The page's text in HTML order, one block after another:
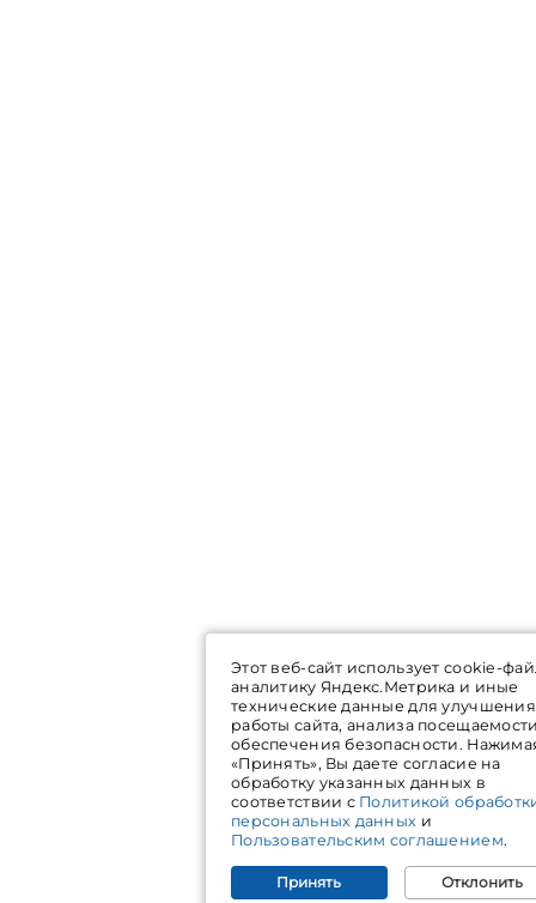
Этот веб-сайт использует cookie-
аналитику Яндекс.Метрика и иные
технические данные для улучшения
работы сайта, анализа
обеспечения безопасности.
«Принять», Вы даете согласие на
обработку указанных данных в
соответствии с Политикой
персональных данных и
Пользовательским соглашением.
Принять Отклонить